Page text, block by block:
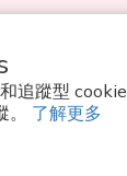
追蹤型
。 了解更多